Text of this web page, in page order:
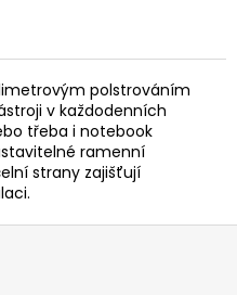
polstrováním
v každodenních
třeba i notebook
ramenní
strany zajišťují